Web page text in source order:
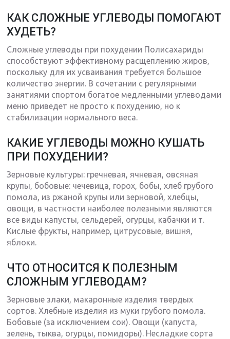
КАК СЛОЖНЫЕ УГЛЕВОДЫ ПОМОГАЮТ
ХУДЕТЬ?
Сложные углеводы при похудении Полисахариды
способствуют эффективному расщеплению жиров,
поскольку для их усваивания требуется большое
количество энергии. В сочетании с регулярными
занятиями спортом богатое медленными углеводами
меню приведет не просто к похудению, но к
стабилизации нормального веса.
КАКИЕ УГЛЕВОДЫ МОЖНО КУШАТЬ
ПРИ ПОХУДЕНИИ?
Зерновые культуры: гречневая, ячневая, овсяная
крупы, бобовые: чечевица, горох, бобы, хлеб грубого
помола, из ржаной крупы или зерновой, хлебцы,
овощи, в частности наиболее полезными являются
все виды капусты, сельдерей, огурцы, кабачки и т.
Кислые фрукты, например, цитрусовые, вишня,
яблоки.
ЧТО ОТНОСИТСЯ К ПОЛЕЗНЫМ
СЛОЖНЫМ УГЛЕВОДАМ?
Зерновые злаки, макаронные изделия твердых
сортов. Хлебные изделия из муки грубого помола.
Бобовые (за исключением сои). Овощи (капуста,
зелень, тыква, огурцы, помидоры). Несладкие сорта